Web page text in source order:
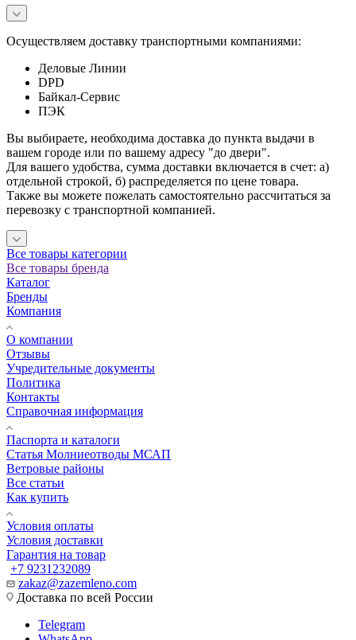
Осуществляем доставку транспортными компаниями:
Деловые Линии
DPD
Байкал-Сервис
ПЭК
Вы выбираете, необходима доставка до пункта выдачи в
вашем городе или по вашему адресу "до двери".
Для вашего удобства, сумма доставки включается в счет: а)
отдельной строкой, б) распределяется по цене товара.
Также вы можете пожелать самостоятельно рассчитаться за
перевозку с транспортной компанией.
Все товары категории
Все товары бренда
Каталог
Бренды
Компания
О компании
Отзывы
Учредительные документы
Политика
Контакты
Справочная информация
Паспорта и каталоги
Статья Молниеотводы МСАП
Ветровые районы
Все статьи
Как купить
Условия оплаты
Условия доставки
Гарантия на товар
+7 9231232089
zakaz@zazemleno.com
Доставка по всей России
Telegram